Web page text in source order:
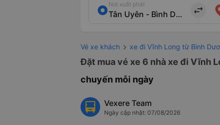
Nơi xuất phát
import_export
Vé xe khách xe đi Vĩnh Long từ Bình
Đặt mua vé xe 6 nhà xe đi Vĩnh
chuyến mỗi ngày
Vexere Team
Ngày cập nhật: 07/08/2026